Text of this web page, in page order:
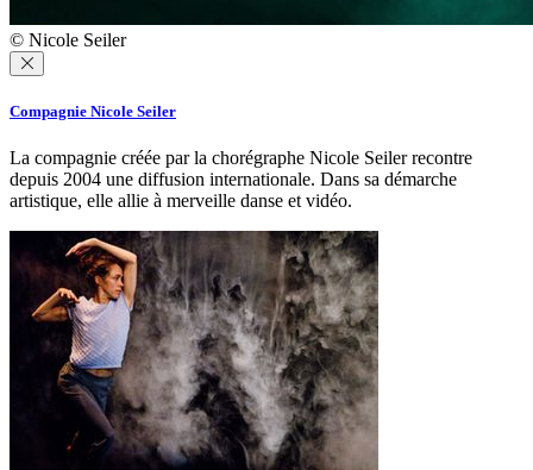
© Nicole Seiler
Compagnie Nicole Seiler
La compagnie créée par la chorégraphe Nicole Seiler recontre
depuis 2004 une diffusion internationale. Dans sa démarche
artistique, elle allie à merveille danse et vidéo.